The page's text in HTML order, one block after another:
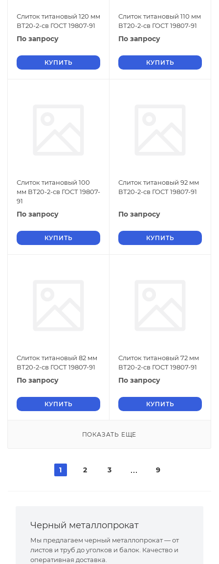
Слиток титановый 120 мм
ВТ20-2-св ГОСТ 19807-91
По запросу
КУПИТЬ
Слиток титановый 110 мм
ВТ20-2-св ГОСТ 19807-91
По запросу
КУПИТЬ
Слиток титановый 100
мм ВТ20-2-св ГОСТ 19807-
91
По запросу
КУПИТЬ
Слиток титановый 92 мм
ВТ20-2-св ГОСТ 19807-91
По запросу
КУПИТЬ
Слиток титановый 82 мм
ВТ20-2-св ГОСТ 19807-91
По запросу
КУПИТЬ
Слиток титановый 72 мм
ВТ20-2-св ГОСТ 19807-91
По запросу
КУПИТЬ
ПОКАЗАТЬ ЕЩЕ
1 2 3 9
Черный металлопрокат
Мы предлагаем черный металлопрокат — от
листов и труб до уголков и балок. Качество и
оперативная доставка.